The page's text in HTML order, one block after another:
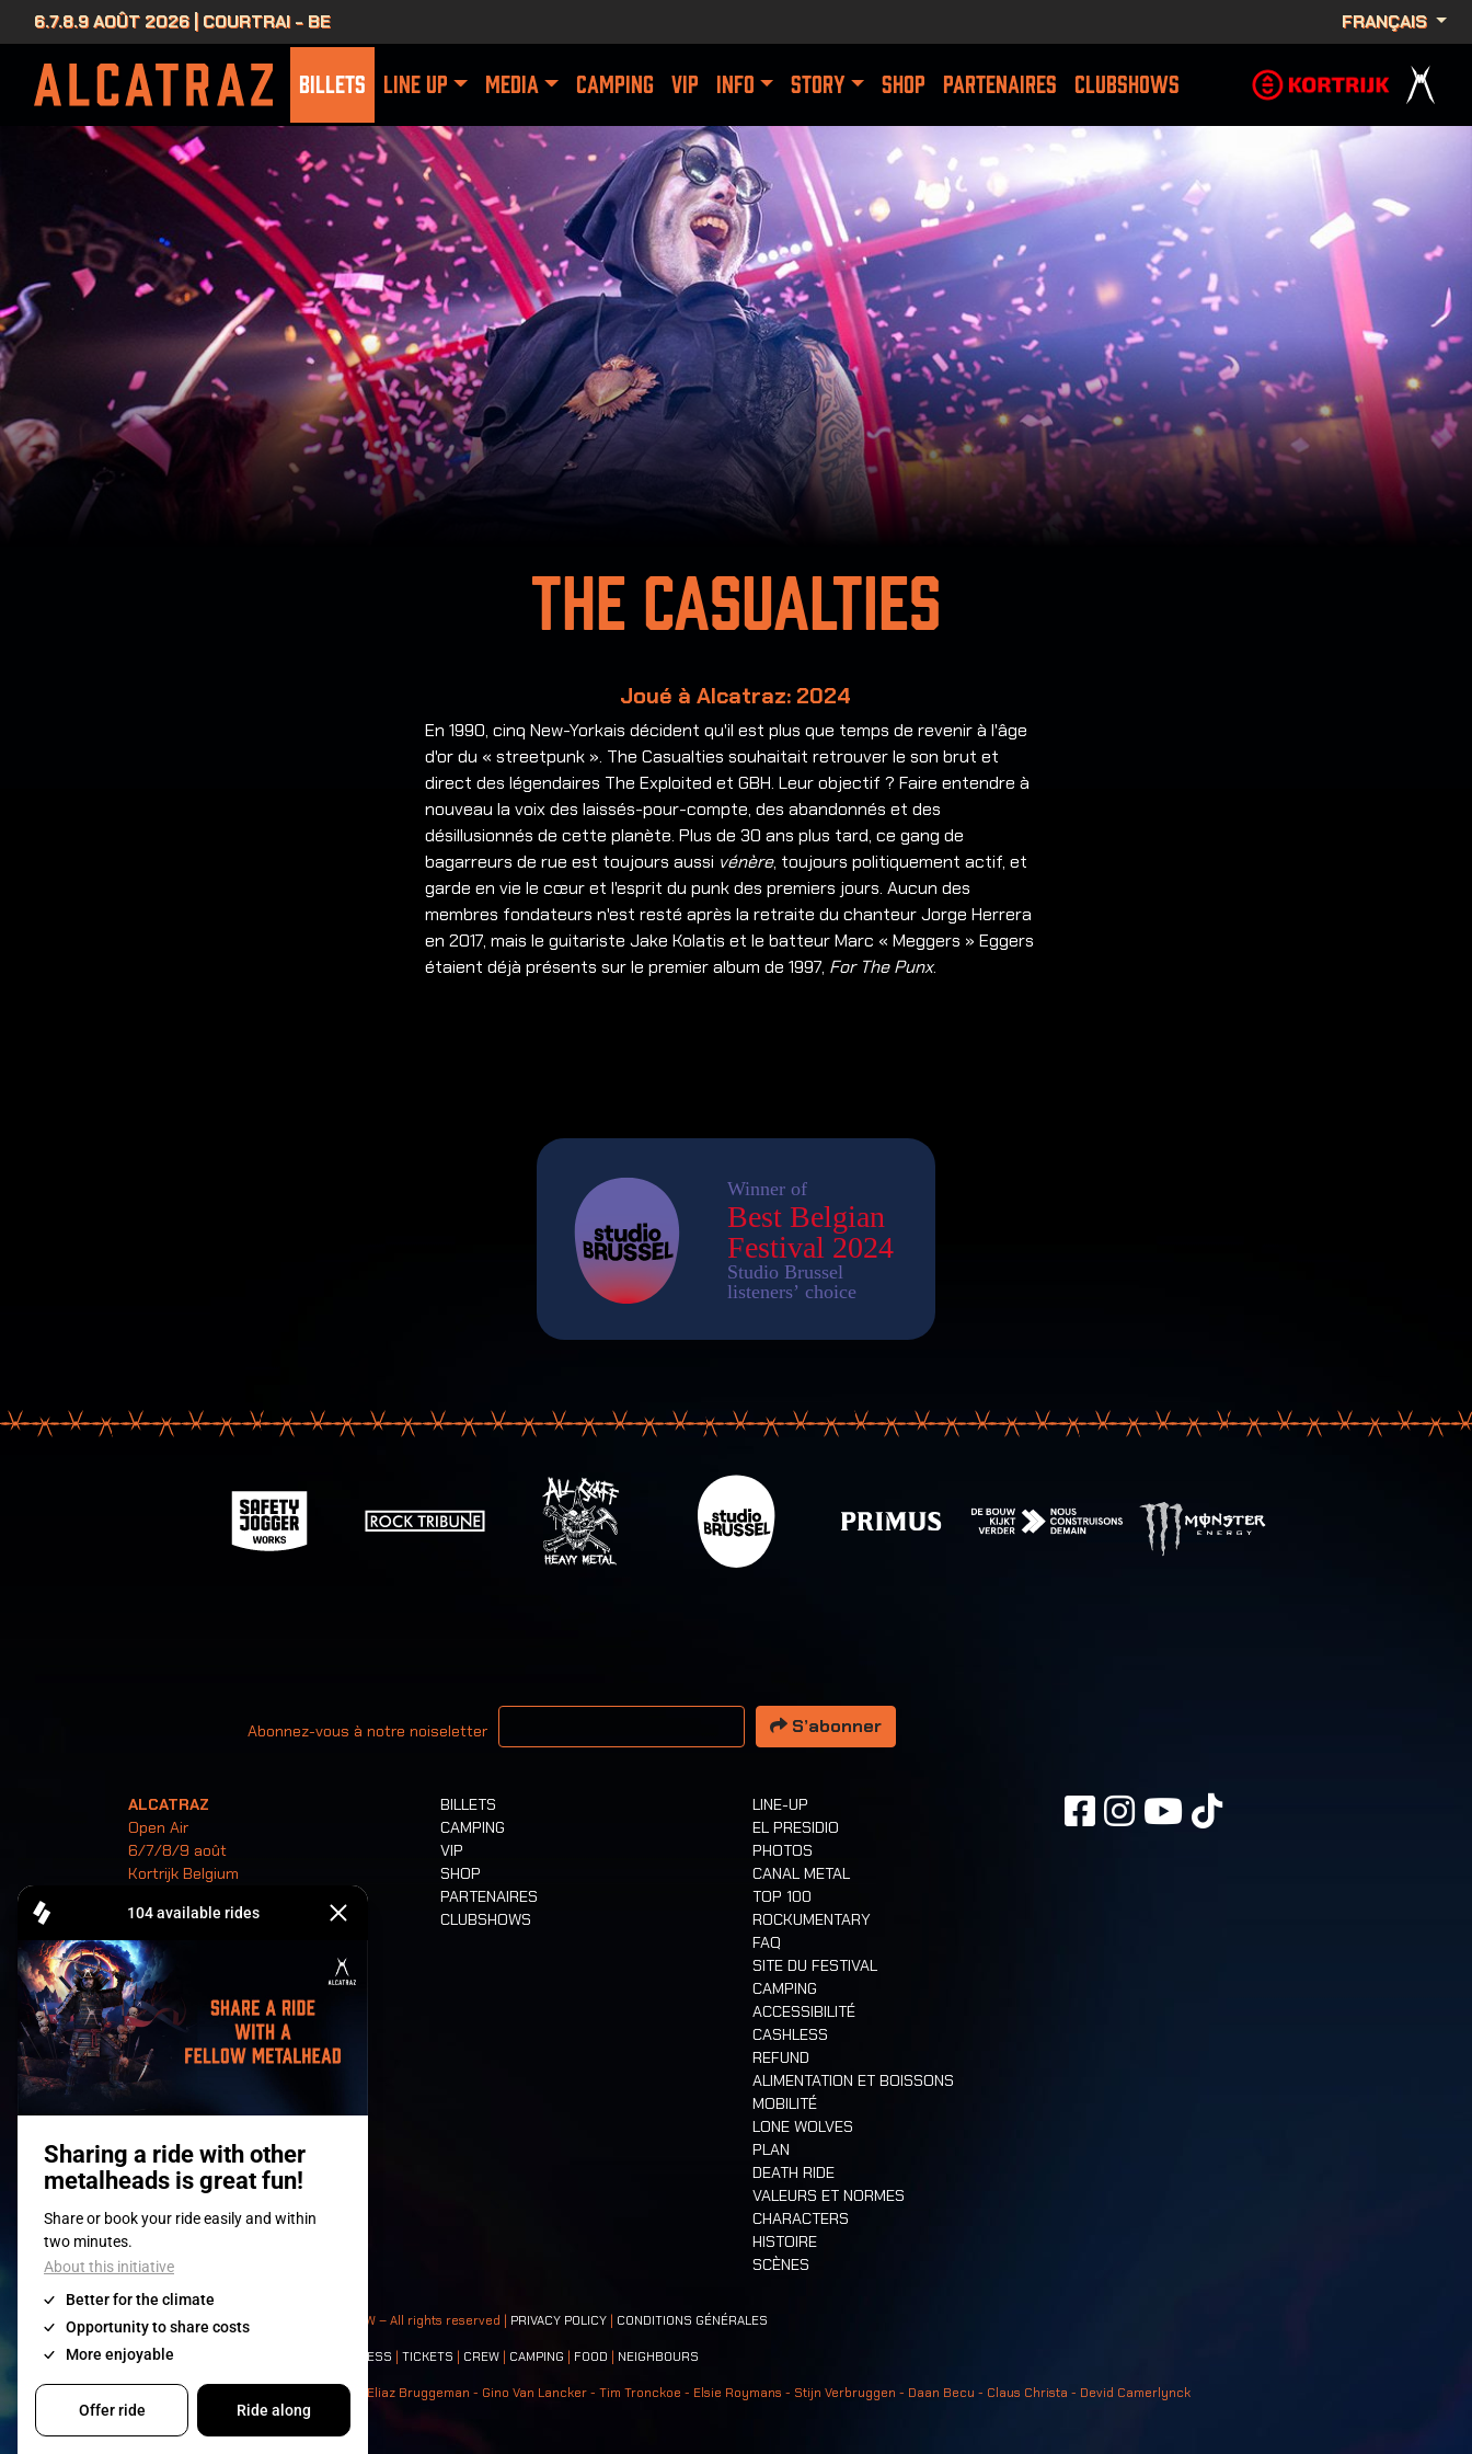
6.7.8.9 AOÛT 2026 | COURTRAI - BE FRANÇAIS
BILLETS LINE UP MEDIA CAMPING VIP INFO STORY SHOP PARTENAIRES CLUBSHOWS
The Casualties
Joué à Alcatraz: 2024
En 1990, cinq New-Yorkais décident qu'il est plus que temps de revenir à l'âge
d'or du « streetpunk ». The Casualties souhaitait retrouver le son brut et
direct des légendaires The Exploited et GBH. Leur objectif ? Faire entendre à
nouveau la voix des laissés-pour-compte, des abandonnés et des
désillusionnés de cette planète.Plus de 30 ans plus tard, ce gang de
bagarreurs de rue est toujours aussi vénère, toujours politiquement actif, et
garde en vie le cœur et l'esprit du punk des premiers jours. Aucun des
membres fondateurs n'est resté après la retraite du chanteur Jorge Herrera
en 2017, mais le guitariste Jake Kolatis et le batteur Marc « Meggers » Eggers
étaient déjà présents sur le premier album de 1997, For The Punx.
Abonnez-vous à notre noiseletter
Votre adresse email
S’abonner
ALCATRAZ
Open Air
6/7/8/9 août
Kortrijk Belgium
Billets
BILLETS
CAMPING
VIP
SHOP
PARTENAIRES
CLUBSHOWS
LINE-UP
EL PRESIDIO
PHOTOS
CANAL METAL
TOP 100
ROCKUMENTARY
FAQ
SITE DU FESTIVAL
CAMPING
ACCESSIBILITÉ
CASHLESS
REFUND
ALIMENTATION ET BOISSONS
MOBILITÉ
LONE WOLVES
PLAN
DEATH RIDE
VALEURS ET NORMES
CHARACTERS
HISTOIRE
SCÈNES
© 2008-2026 - Apache Productions VZW – All rights reserved | PRIVACY POLICY CONDITIONS GÉNÉRALES
Contact: PRESS TICKETS CREW CAMPING FOOD NEIGHBOURS
Photos: Ann Kermans - Hans Van Hoof - Eliaz Bruggeman - Gino Van Lancker - Tim Tronckoe - Elsie Roymans - Stijn Verbruggen - Daan Becu - Claus Christa - Devid Camerlynck